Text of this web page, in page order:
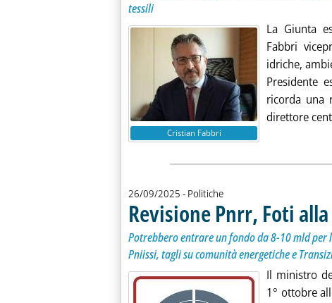
tessili
Cristian Fabbri
La Giunta
Fabbri
idriche,
Presidente
ricorda una
direttore
26/09/2025 - Politiche
Revisione Pnrr, Foti
Potrebbero entrare un fondo da 8-10 mld
Pniissi, tagli su comunità energetiche e
Il ministro
1° ottobre